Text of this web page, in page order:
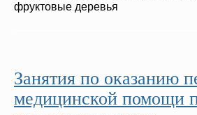
фруктовые деревья
Занятия по оказанию
медицинской помощи